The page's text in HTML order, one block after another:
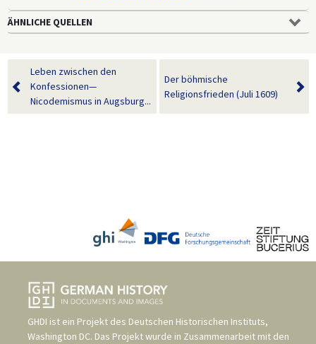
ÄHNLICHE QUELLEN
Leben zwischen den
Konfessionen—
Nicodemismus in Augsburg...
Der böhmische
Religionsfrieden (Juli 1609)
GHDI ist ein Projekt des Deutschen Historischen Instituts,
Washington DC. Das Projekt wurde in Zusammenarbeit mit den